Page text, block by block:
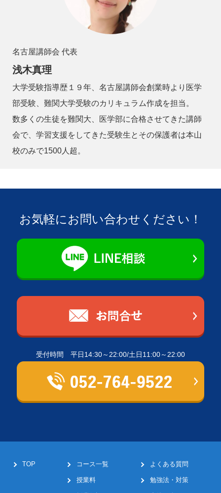
名古屋講師会 代表
浅木真理
大学受験指導歴１９年、名古屋講師会創業時より医学
部受験、難関大学受験のカリキュラム作成を担当。
数多くの生徒を難関大、医学部に合格させてきた講師
会で、学習支援をしてきた受験生とその保護者は本山
校のみで1500人超。
お気軽にお問い合わせください！
受付時間 平日14:30～22:00/土日11:00～22:00
TOP コース一覧
授業料
よくある質問
勉強法・対策